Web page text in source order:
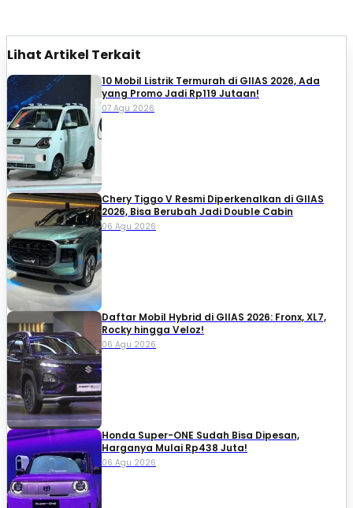
Lihat Artikel Terkait
10 Mobil Listrik Termurah di GIIAS 2026, Ada
yang Promo Jadi Rp119 Jutaan!
07 Agu 2026
Chery Tiggo V Resmi Diperkenalkan di GIIAS
2026, Bisa Berubah Jadi Double Cabin
06 Agu 2026
Daftar Mobil Hybrid di GIIAS 2026: Fronx, XL7,
Rocky hingga Veloz!
06 Agu 2026
Honda Super-ONE Sudah Bisa Dipesan,
Harganya Mulai Rp438 Juta!
06 Agu 2026